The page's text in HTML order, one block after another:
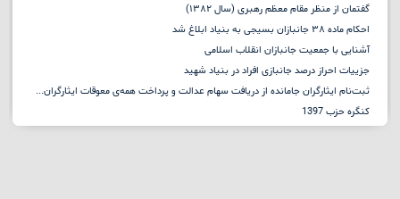
گفتمان از منظر مقام معظم رهبری (سال ۱۳۸۲)
احکام ماده ۳۸ جانبازان بسیجی به بنیاد ابلاغ شد
آشنایی با جمعیت جانبازان انقلاب اسلامی
جزییات احراز درصد جانبازی افراد در بنیاد شهید
ثبت‌نام ایثارگران جامانده از دریافت سهام عدالت و پرداخت همه‌ی معوقات ایثارگران...
کنگره حزب 1397